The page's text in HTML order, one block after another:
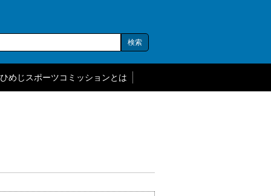
ひめじスポーツコミッションとは